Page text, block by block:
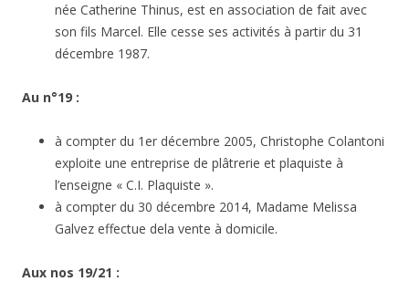
née Catherine Thinus, est en association de fait avec
son fils Marcel. Elle cesse ses activités à partir du 31
décembre 1987.
Au n°19 :
à compter du 1er décembre 2005, Christophe Colantoni
exploite une entreprise de plâtrerie et plaquiste à
l’enseigne « C.I. Plaquiste ».
à compter du 30 décembre 2014, Madame Melissa
Galvez effectue dela vente à domicile.
Aux nos 19/21 :